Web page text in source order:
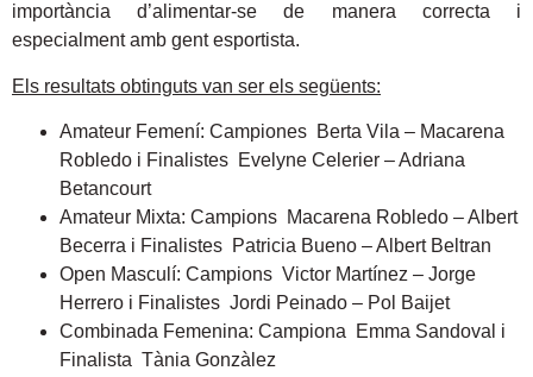
importància d’alimentar-se de manera correcta i
especialment amb gent esportista.
Els resultats obtinguts van ser els següents:
Amateur Femení: Campiones Berta Vila – Macarena
Robledo i Finalistes Evelyne Celerier – Adriana
Betancourt
Amateur Mixta: Campions Macarena Robledo – Albert
Becerra i Finalistes Patricia Bueno – Albert Beltran
Open Masculí: Campions Victor Martínez – Jorge
Herrero i Finalistes Jordi Peinado – Pol Baijet
Combinada Femenina: Campiona Emma Sandoval i
Finalista Tània Gonzàlez